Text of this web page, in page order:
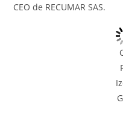
CEO de RECUMAR SAS.